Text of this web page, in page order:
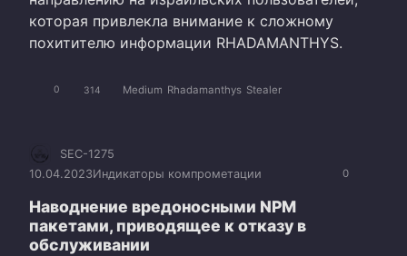
которая привлекла внимание к сложному
похитителю информации RHADAMANTHYS.
0 314 Medium Rhadamanthys Stealer
0
SEC-1275
10.04.2023Индикаторы компрометации
Наводнение вредоносными NPM
пакетами, приводящее к отказу в
обслуживании